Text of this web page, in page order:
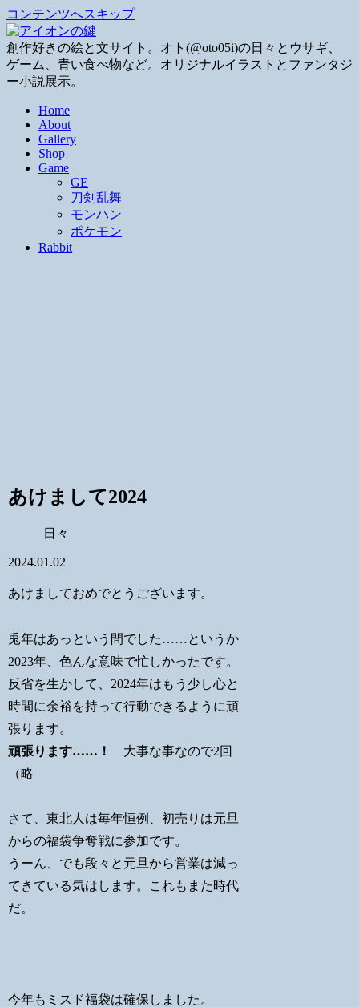
コンテンツへスキップ
創作好きの絵と文サイト。オト(@oto05i)の日々とウサギ、
ゲーム、青い食べ物など。オリジナルイラストとファンタジ
ー小説展示。
Home
About
Gallery
Shop
Game
GE
刀剣乱舞
モンハン
ポケモン
Rabbit
あけまして2024
日々
2024.01.02
あけましておめでとうございます。
兎年はあっという間でした……というか
2023年、色んな意味で忙しかったです。
反省を生かして、2024年はもう少し心と
時間に余裕を持って行動できるように頑
張ります。
頑張ります……！
大事な事なので2回
（略
さて、東北人は毎年恒例、初売りは元旦
からの福袋争奪戦に参加です。
うーん、でも段々と元旦から営業は減っ
てきている気はします。これもまた時代
だ。
今年もミスド福袋は確保しました。